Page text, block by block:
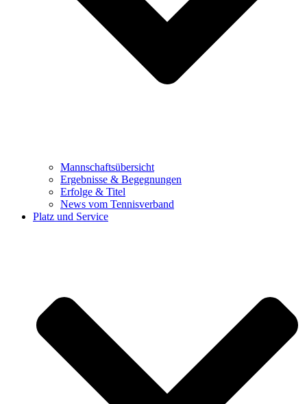
Mannschaftsübersicht
Ergebnisse & Begegnungen
Erfolge & Titel
News vom Tennisverband
Platz und Service